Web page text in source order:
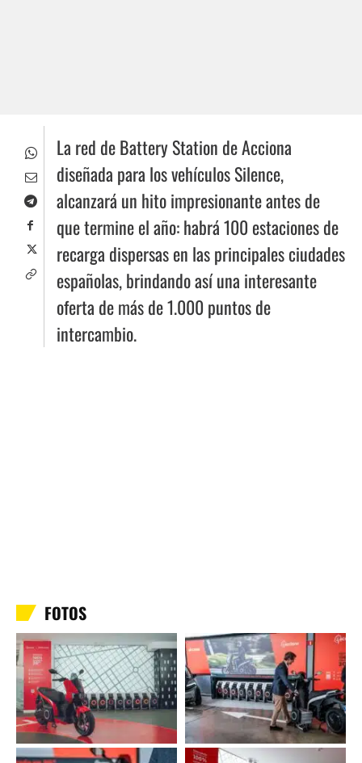
La red de Battery Station de Acciona
diseñada para los vehículos Silence,
alcanzará un hito impresionante antes de
que termine el año: habrá 100 estaciones de
recarga dispersas en las principales ciudades
españolas, brindando así una interesante
oferta de más de 1.000 puntos de
intercambio.
FOTOS